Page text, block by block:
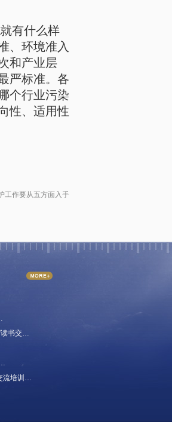
有什么样
、环境准入
和产业层
严标准。各
个行业污染
性、适用性
工作要从五方面入手
读书交…
流培训…